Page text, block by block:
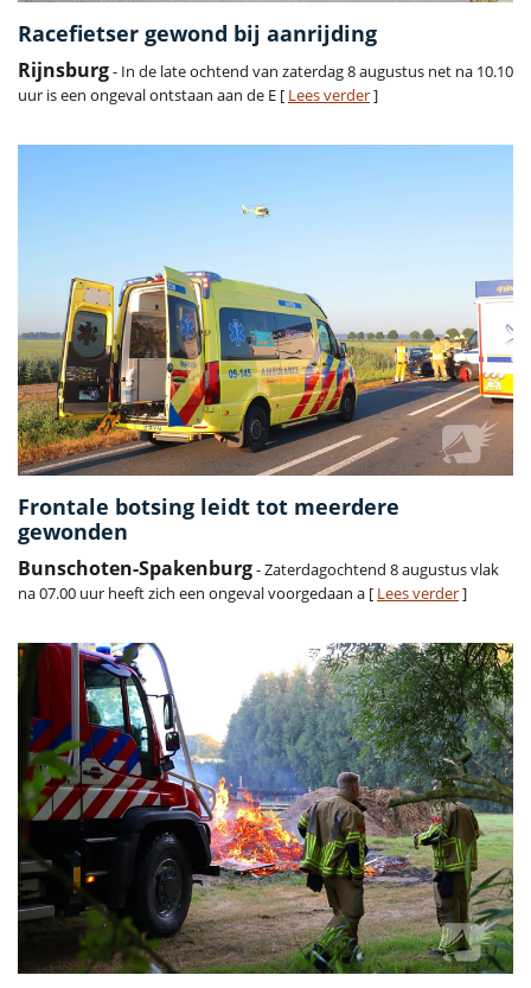
Racefietser gewond bij aanrijding
Rijnsburg- In de late ochtend van zaterdag 8 augustus net na 10.10
uur is een ongeval ontstaan aan de E [ Lees verder]
Frontale botsing leidt tot meerdere
gewonden
Bunschoten-Spakenburg- Zaterdagochtend 8 augustus vlak
na 07.00 uur heeft zich een ongeval voorgedaan a [ Lees verder]